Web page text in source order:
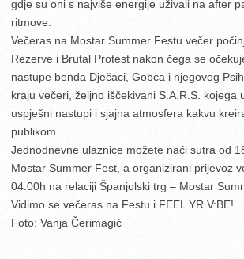
gdje su oni s najviše energije uživali na after
ritmove.
Večeras na Mostar Summer Festu večer
Rezerve i Brutal Protest nakon čega se
nastupe benda Dječaci, Gobca i njegovog
kraju večeri, željno iščekivani S.A.R.S. kojega
uspješni nastupi i sjajna atmosfera kakvu
publikom.
Jednodnevne ulaznice možete naći sutra od
Mostar Summer Fest, a organizirani prijevoz
04:00h na relaciji Španjolski trg – Mostar
Vidimo se večeras na Festu i FEEL YR V:BE!
Foto: Vanja Čerimagić